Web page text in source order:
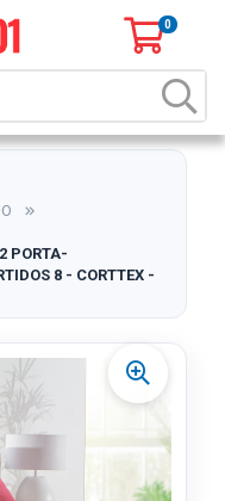
0
PORTA-
8 - CORTTEX -